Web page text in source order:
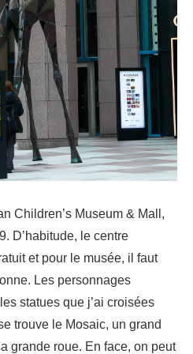
Children’s Museum & Mall,
D’habitude, le centre
et pour le musée, il faut
Les personnages
statues que j’ai croisées
trouve le Mosaic, un grand
grande roue. En face, on peut